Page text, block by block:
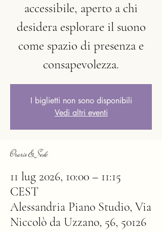
accessibile, aperto a chi
desidera esplorare il suono
come spazio di presenza e
consapevolezza.
I biglietti non sono disponibili
Vedi altri eventi
Orario & Sede
11 lug 2026, 10:00 – 11:15
CEST
Alessandria Piano Studio, Via
Niccolò da Uzzano, 56, 50126